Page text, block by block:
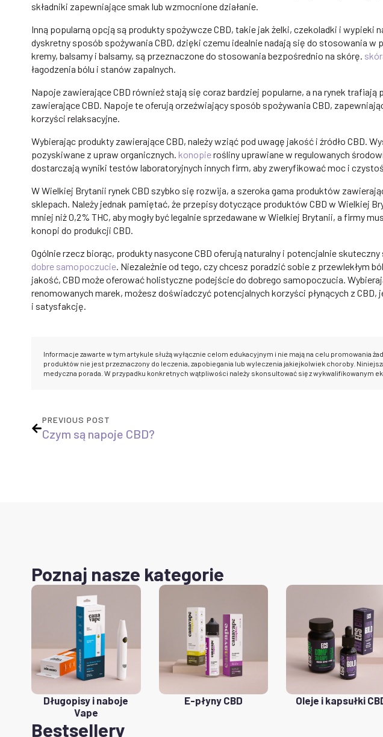
składniki zapewniające smak lub wzmocnione działanie.
Inną popularną opcją są produkty spożywcze CBD, takie jak żelki, czekoladki i wypieki
dyskretny sposób spożywania CBD, dzięki czemu idealnie nadają się do stosowania w
kremy, balsamy i balsamy, są przeznaczone do stosowania bezpośrednio na skórę.
łagodzenia bólu i stanów zapalnych.
Napoje zawierające CBD również stają się coraz bardziej popularne, a na rynek
zawierające CBD. Napoje te oferują orzeźwiający sposób spożywania CBD,
korzyści relaksacyjne.
Wybierając produkty zawierające CBD, należy wziąć pod uwagę jakość i źródło CBD.
pozyskiwane z upraw organicznych. konopierośliny uprawiane w regulowanych
dostarczają wyniki testów laboratoryjnych innych firm, aby zweryfikować moc i
W Wielkiej Brytanii rynek CBD szybko się rozwija, a szeroka gama produktów
sklepach. Należy jednak pamiętać, że przepisy dotyczące produktów CBD w Wielkiej
mniej niż 0,2% THC, aby mogły być legalnie sprzedawane w Wielkiej Brytanii, a firmy
konopi do produkcji CBD.
Ogólnie rzecz biorąc, produkty nasycone CBD oferują naturalny i potencjalnie
dobre samopoczucie. Niezależnie od tego, czy chcesz poradzić sobie z przewlekłym
jakość, CBD może oferować holistyczne podejście do dobrego samopoczucia.
renomowanych marek, możesz doświadczyć potencjalnych korzyści płynących z
i satysfakcję.
Informacje zawarte w tym artykule służą wyłącznie celom edukacyjnym i nie mają na celu promowania
produktów nie jest przeznaczony do leczenia, zapobiegania lub wyleczenia jakiejkolwiek choroby.
medyczna porada. W przypadku konkretnych wątpliwości należy skonsultować się z wykwalifikowanym
PREVIOUS POST
Czym są napoje CBD?
Poznaj nasze kategorie
Długopisy i naboje
Vape
E-płyny CBD Oleje i kapsułki
Bestsellery